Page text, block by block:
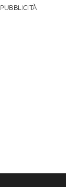
PUBBLICITÀ